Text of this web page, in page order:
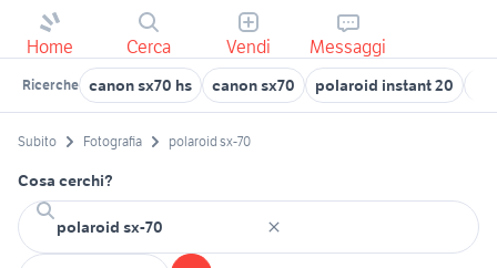
Home Cerca Vendi Messaggi
Ricerche canon sx70 hs canon sx70 polaroid instant 20
Subito Fotografia polaroid sx-70
Cosa cerchi?